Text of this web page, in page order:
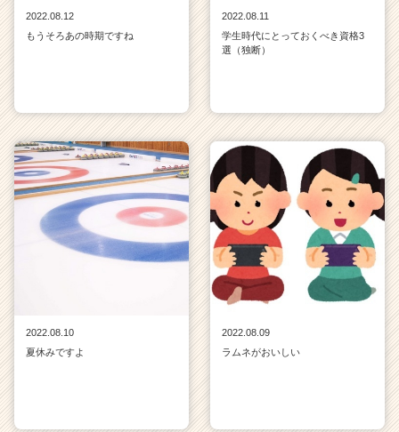
2022.08.12
もうそろあの時期ですね
2022.08.11
学生時代にとっておくべき資格3
選（独断）
2022.08.10
夏休みですよ
2022.08.09
ラムネがおいしい